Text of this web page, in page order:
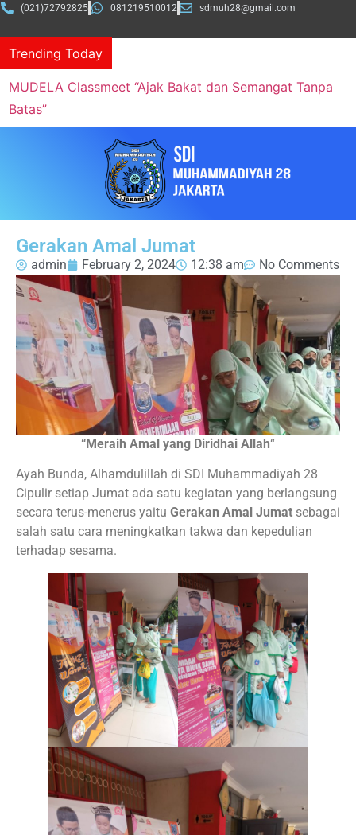
(021)72792825 081219510012 sdmuh28@gmail.com
Trending Today
MUDELA Classmeet “Ajak Bakat dan Semangat Tanpa
Batas”
Gerakan Amal Jumat
admin February 2, 2024 12:38 am No Comments
“Meraih Amal yang Diridhai Allah“
Ayah Bunda, Alhamdulillah di SDI Muhammadiyah 28
Cipulir setiap Jumat ada satu kegiatan yang berlangsung
secara terus-menerus yaitu Gerakan Amal Jumat sebagai
salah satu cara meningkatkan takwa dan kepedulian
terhadap sesama.